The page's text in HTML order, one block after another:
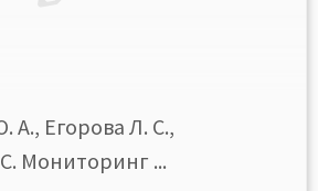
А., Егорова Л. С.,
Мониторинг ...